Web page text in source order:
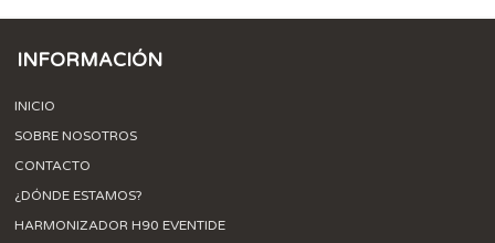
INFORMACIÓN
INICIO
SOBRE NOSOTROS
CONTACTO
¿DÓNDE ESTAMOS?
HARMONIZADOR H90 EVENTIDE